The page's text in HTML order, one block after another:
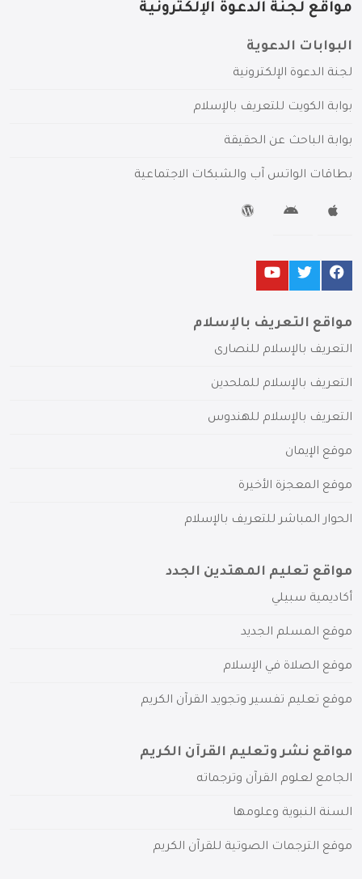
مواقع لجنة الدعوة الإلكترونية
البوابات الدعوية
لجنة الدعوة الإلكترونية
بوابة الكويت للتعريف بالإسلام
بوابة الباحث عن الحقيقة
بطاقات الواتس آب والشبكات الاجتماعية
مواقع التعريف بالإسلام
التعريف بالإسلام للنصارى
التعريف بالإسلام للملحدين
التعريف بالإسلام للهندوس
موقع الإيمان
موقع المعجزة الأخيرة
الحوار المباشر للتعريف بالإسلام
مواقع تعليم المهتدين الجدد
أكاديمية سبيلي
موقع المسلم الجديد
موقع الصلاة في الإسلام
موقع تعليم تفسير وتجويد القرآن الكريم
مواقع نشر وتعليم القرآن الكريم
الجامع لعلوم القرآن وترجماته
السنة النبوية وعلومها
موقع الترجمات الصوتية للقرآن الكريم